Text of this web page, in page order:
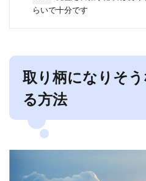
らいで十分です
取り柄になりそ
る方法